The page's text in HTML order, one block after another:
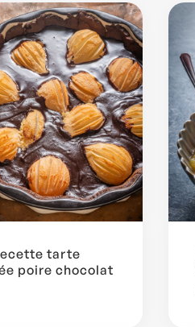
tarte
poire chocolat